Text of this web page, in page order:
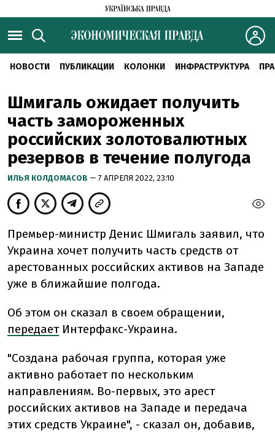
НОВОСТИ ПУБЛИКАЦИИ КОЛОНКИ ИНФРАСТРУКТУРА
Шмигаль ожидает получить
часть замороженных
российских золотовалютных
резервов в течение полугода
ИЛЬЯ КОЛДОМАСОВ — 7 АПРЕЛЯ 2022, 23:10
Премьер-министр Денис Шмигаль заявил, что
Украина хочет получить часть средств от
арестованных российских активов на Западе
уже в ближайшие полгода.
Об этом он сказал в своем обращении,
передаетИнтерфакс-Украина.
"Создана рабочая группа, которая уже
активно работает по нескольким
направлениям. Во-первых, это арест
российских активов на Западе и передача
этих средств Украине", - сказал он, добавив,